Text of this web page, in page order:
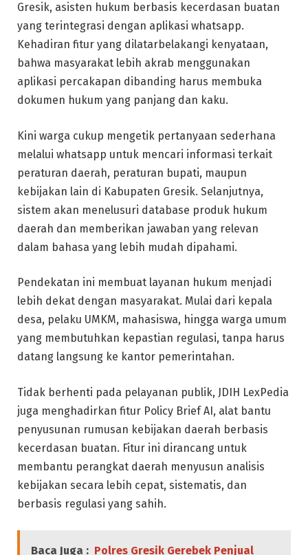
Gresik, asisten hukum berbasis kecerdasan buatan
yang terintegrasi dengan aplikasi whatsapp.
Kehadiran fitur yang dilatarbelakangi kenyataan,
bahwa masyarakat lebih akrab menggunakan
aplikasi percakapan dibanding harus membuka
dokumen hukum yang panjang dan kaku.
Kini warga cukup mengetik pertanyaan sederhana
melalui whatsapp untuk mencari informasi terkait
peraturan daerah, peraturan bupati, maupun
kebijakan lain di Kabupaten Gresik. Selanjutnya,
sistem akan menelusuri database produk hukum
daerah dan memberikan jawaban yang relevan
dalam bahasa yang lebih mudah dipahami.
Pendekatan ini membuat layanan hukum menjadi
lebih dekat dengan masyarakat. Mulai dari kepala
desa, pelaku UMKM, mahasiswa, hingga warga umum
yang membutuhkan kepastian regulasi, tanpa harus
datang langsung ke kantor pemerintahan.
Tidak berhenti pada pelayanan publik, JDIH LexPedia
juga menghadirkan fitur Policy Brief AI, alat bantu
penyusunan rumusan kebijakan daerah berbasis
kecerdasan buatan. Fitur ini dirancang untuk
membantu perangkat daerah menyusun analisis
kebijakan secara lebih cepat, sistematis, dan
berbasis regulasi yang sahih.
Baca Juga : Polres Gresik Gerebek Penjual